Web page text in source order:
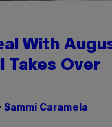
With
Takes Over
Sammi Caramela